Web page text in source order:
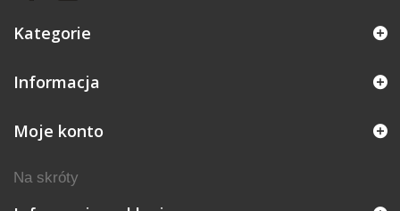
Kategorie
Informacja
Moje konto
Na skróty